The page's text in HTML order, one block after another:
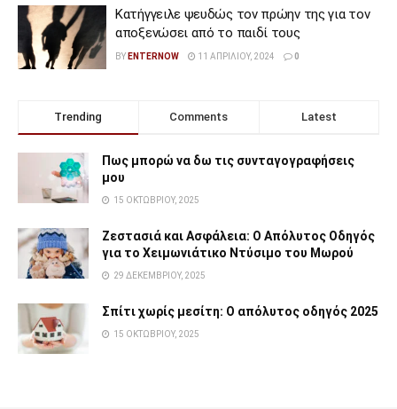
Κατήγγειλε ψευδώς τον πρώην της για τον
αποξενώσει από το παιδί τους
BY ENTERNOW 11 ΑΠΡΙΛΊΟΥ, 2024 0
Trending Comments Latest
Πως μπορώ να δω τις συνταγογραφήσεις
μου
15 ΟΚΤΩΒΡΊΟΥ, 2025
Ζεστασιά και Ασφάλεια: Ο Απόλυτος Οδηγός
για το Χειμωνιάτικο Ντύσιμο του Μωρού
29 ΔΕΚΕΜΒΡΊΟΥ, 2025
Σπίτι χωρίς μεσίτη: Ο απόλυτος οδηγός 2025
15 ΟΚΤΩΒΡΊΟΥ, 2025